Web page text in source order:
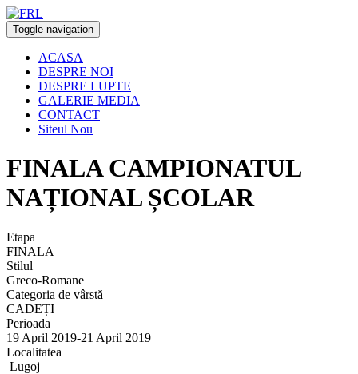
Toggle navigation
ACASA
DESPRE NOI
DESPRE LUPTE
GALERIE MEDIA
CONTACT
Siteul Nou
FINALA CAMPIONATUL
NAȚIONAL ȘCOLAR
Etapa
FINALA
Stilul
Greco-Romane
Categoria de vârstă
CADEȚI
Perioada
19 April 2019-21 April 2019
Localitatea
Lugoj